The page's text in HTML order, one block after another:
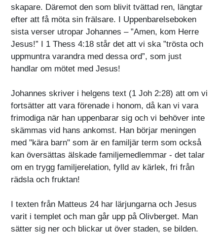
skapare. Däremot den som blivit tvättad ren, längtar
efter att få möta sin frälsare. I Uppenbarelseboken
sista verser utropar Johannes – ”Amen, kom Herre
Jesus!” I 1 Thess 4:18 står det att vi ska ”trösta och
uppmuntra varandra med dessa ord”, som just
handlar om mötet med Jesus!
Johannes skriver i helgens text (1 Joh 2:28) att om vi
fortsätter att vara förenade i honom, då kan vi vara
frimodiga när han uppenbarar sig och vi behöver inte
skämmas vid hans ankomst. Han börjar meningen
med "kära barn" som är en familjär term som också
kan översättas älskade familjemedlemmar - det talar
om en trygg familjerelation, fylld av kärlek, fri från
rädsla och fruktan!
I texten från Matteus 24 har lärjungarna och Jesus
varit i templet och man går upp på Olivberget. Man
sätter sig ner och blickar ut över staden, se bilden.